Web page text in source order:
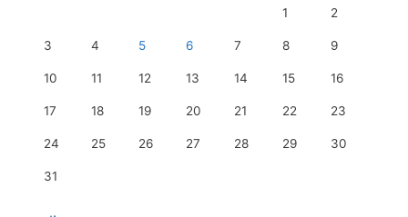
1 2
3 4 5 6 7 8 9
10 11 12 13 14 15 16
17 18 19 20 21 22 23
24 25 26 27 28 29 30
31